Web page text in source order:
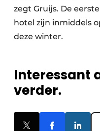
zegt Gruijs. De
hotel zijn inmiddels
deze winter.
Interessant
verder.